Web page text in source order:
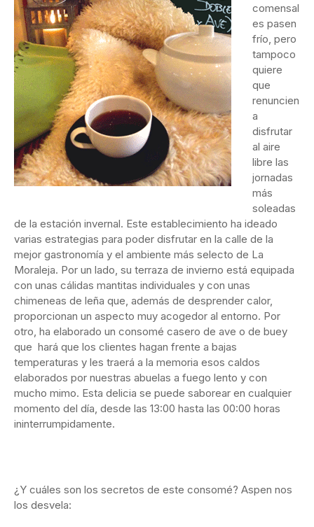
comensal
es pasen
frío, pero
tampoco
quiere
que
renuncien
a
disfrutar
al aire
libre las
jornadas
más
soleadas
de la estación invernal. Este establecimiento ha ideado
varias estrategias para poder disfrutar en la calle de la
mejor gastronomía y el ambiente más selecto de La
Moraleja. Por un lado, su terraza de invierno está equipada
con unas cálidas mantitas individuales y con unas
chimeneas de leña que, además de desprender calor,
proporcionan un aspecto muy acogedor al entorno. Por
otro, ha elaborado un consomé casero de ave o de buey
que hará que los clientes hagan frente a bajas
temperaturas y les traerá a la memoria esos caldos
elaborados por nuestras abuelas a fuego lento y con
mucho mimo. Esta delicia se puede saborear en cualquier
momento del día, desde las 13:00 hasta las 00:00 horas
ininterrumpidamente.
¿Y cuáles son los secretos de este consomé? Aspen nos
los desvela: